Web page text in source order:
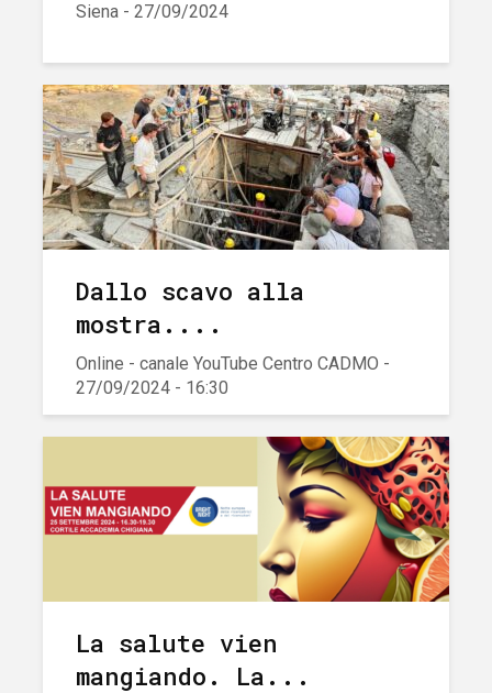
Siena - 27/09/2024
Dallo scavo alla
mostra....
Online - canale YouTube Centro CADMO -
27/09/2024 - 16:30
La salute vien
mangiando. La...